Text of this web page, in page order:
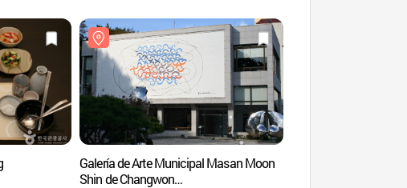
Galería de Arte Municipal Masan Moon
Shin de Changwon